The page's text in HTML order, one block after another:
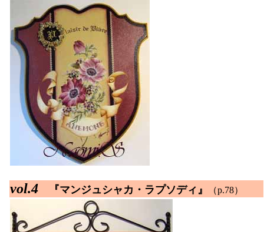
vol.4 『マンジュシャカ・ラプソディ』 （p.78）